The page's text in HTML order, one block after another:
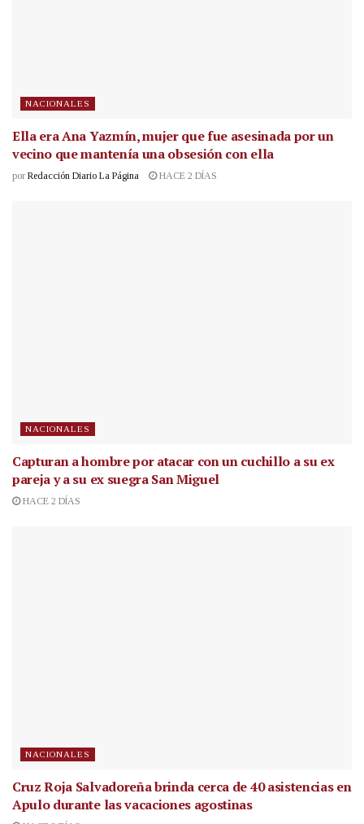
NACIONALES
Ella era Ana Yazmín, mujer que fue asesinada por un
vecino que mantenía una obsesión con ella
por Redacción Diario La Página HACE 2 DÍAS
NACIONALES
Capturan a hombre por atacar con un cuchillo a su ex
pareja y a su ex suegra San Miguel
HACE 2 DÍAS
NACIONALES
Cruz Roja Salvadoreña brinda cerca de 40 asistencias en
Apulo durante las vacaciones agostinas